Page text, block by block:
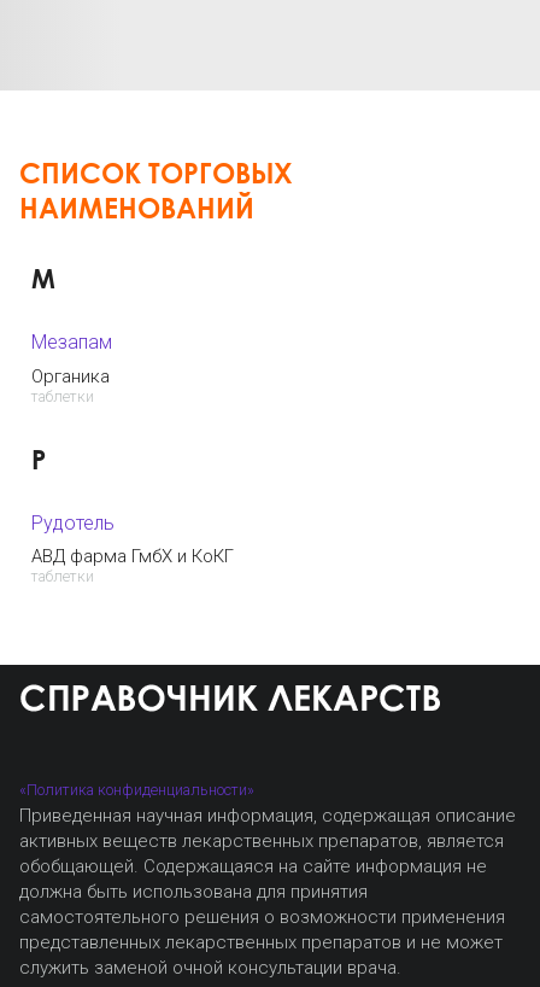
СПИСОК ТОРГОВЫХ
НАИМЕНОВАНИЙ
М
Мезапам
Органика
таблетки
Р
Рудотель
АВД фарма ГмбХ и КоКГ
таблетки
«Политика конфиденциальности»
Приведенная научная информация, содержащая описание
активных веществ лекарственных препаратов, является
обобщающей. Содержащаяся на сайте информация не
должна быть использована для принятия
самостоятельного решения о возможности применения
представленных лекарственных препаратов и не может
служить заменой очной консультации врача.